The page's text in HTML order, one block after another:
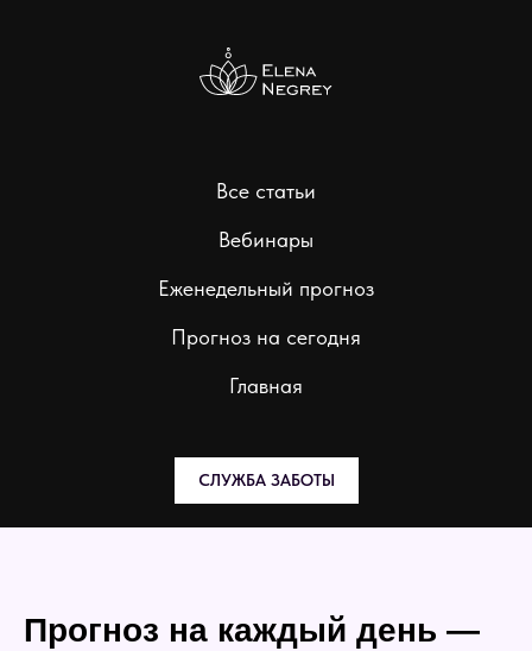
Все статьи
Вебинары
Еженедельный прогноз
Прогноз на сегодня
Главная
СЛУЖБА ЗАБОТЫ
Прогноз на каждый день —